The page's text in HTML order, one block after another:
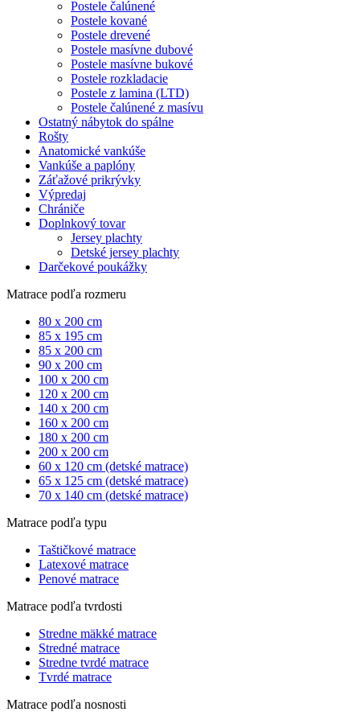
Postele čalúnené
Postele kované
Postele drevené
Postele masívne dubové
Postele masívne bukové
Postele rozkladacie
Postele z lamina (LTD)
Postele čalúnené z masívu
Ostatný nábytok do spálne
Rošty
Anatomické vankúše
Vankúše a paplóny
Záťažové prikrývky
Výpredaj
Chrániče
Doplnkový tovar
Jersey plachty
Detské jersey plachty
Darčekové poukážky
Matrace podľa rozmeru
80 x 200 cm
85 x 195 cm
85 x 200 cm
90 x 200 cm
100 x 200 cm
120 x 200 cm
140 x 200 cm
160 x 200 cm
180 x 200 cm
200 x 200 cm
60 x 120 cm (detské matrace)
65 x 125 cm (detské matrace)
70 x 140 cm (detské matrace)
Matrace podľa typu
Taštičkové matrace
Latexové matrace
Penové matrace
Matrace podľa tvrdosti
Stredne mäkké matrace
Stredné matrace
Stredne tvrdé matrace
Tvrdé matrace
Matrace podľa nosnosti